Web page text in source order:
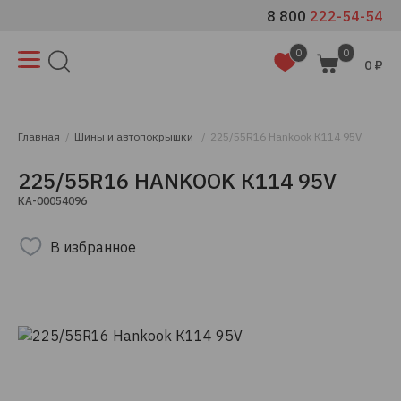
8 800 222-54-54
0 0
0 ₽
Главная Шины и автопокрышки 225/55R16 Hankook К114 95V
225/55R16 HANKOOK К114 95V
КА-00054096
В избранное